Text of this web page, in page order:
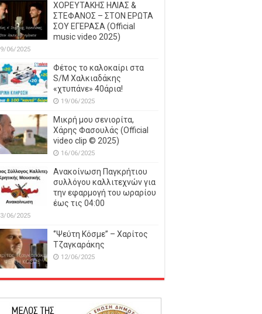
ΧΟΡΕΥΤΑΚΗΣ ΗΛΙΑΣ &
ΣΤΕΦΑΝΟΣ – ΣΤΟΝ ΕΡΩΤΑ
ΣΟΥ ΕΓΕΡΑΣΑ (Official
music video 2025)
06/2025
Φέτος το καλοκαίρι στα
S/M Χαλκιαδάκης
«χτυπάνε» 40άρια!
19/06/2025
Μικρή μου σενιορίτα,
Χάρης Φασουλάς (Official
video clip © 2025)
16/06/2025
Ανακοίνωση Παγκρήτιου
συλλόγου καλλιτεχνών για
την εφαρμογή του ωραρίου
έως τις 04:00
06/2025
‘’Ψεύτη Κόσμε’’ – Χαρίτος
Τζαγκαράκης
12/06/2025